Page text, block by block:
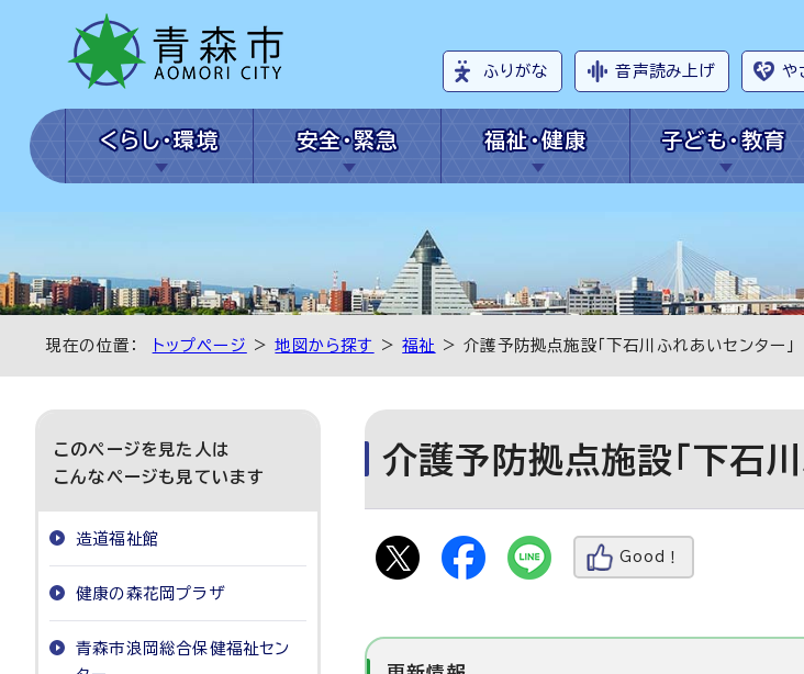
ふりがな 音声読み上げ や
くらし・環境 安全・緊急 福祉・健康 子ども・教育
現在の位置： トップページ >地図から探す >福祉 > 介護予防拠点施設「下石川ふれあいセンター」
介護予防拠点施設「下石
Good！
このページを見た人は
こんなページも見ています
造道福祉館
健康の森花岡プラザ
青森市浪岡総合保健福祉セン